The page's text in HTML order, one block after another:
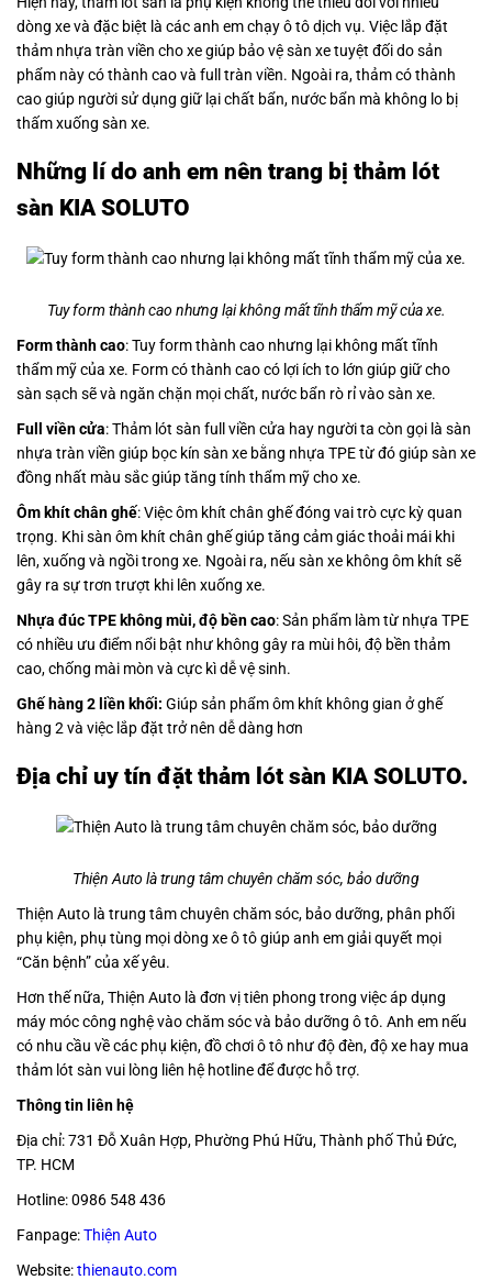
dòng xe và đặc biệt là các anh em chạy ô tô dịch vụ. Việc lắp đặt
thảm nhựa tràn viền cho xe giúp bảo vệ sàn xe tuyệt đối do sản
phẩm này có thành cao và full tràn viền. Ngoài ra, thảm có thành
cao giúp người sử dụng giữ lại chất bẩn, nước bẩn mà không lo bị
thấm xuống sàn xe.
Những lí do anh em nên trang bị thảm lót
sàn KIA SOLUTO
Tuy form thành cao nhưng lại không mất tĩnh thẩm mỹ của xe.
Form thành cao: Tuy form thành cao nhưng lại không mất tĩnh
thẩm mỹ của xe. Form có thành cao có lợi ích to lớn giúp giữ cho
sàn sạch sẽ và ngăn chặn mọi chất, nước bẩn rò rỉ vào sàn xe.
Full viền cửa: Thảm lót sàn full viền cửa hay người ta còn gọi là sàn
nhựa tràn viền giúp bọc kín sàn xe bằng nhựa TPE từ đó giúp sàn xe
đồng nhất màu sắc giúp tăng tính thẩm mỹ cho xe.
Ôm khít chân ghế: Việc ôm khít chân ghế đóng vai trò cực kỳ quan
trọng. Khi sàn ôm khít chân ghế giúp tăng cảm giác thoải mái khi
lên, xuống và ngồi trong xe. Ngoài ra, nếu sàn xe không ôm khít sẽ
gây ra sự trơn trượt khi lên xuống xe.
Nhựa đúc TPE không mùi, độ bền cao: Sản phẩm làm từ nhựa TPE
có nhiều ưu điểm nổi bật như không gây ra mùi hôi, độ bền thảm
cao, chống mài mòn và cực kì dễ vệ sinh.
Ghế hàng 2 liền khối: Giúp sản phẩm ôm khít không gian ở ghế
hàng 2 và việc lắp đặt trở nên dễ dàng hơn
Địa chỉ uy tín đặt thảm lót sàn KIA SOLUTO.
Thiện Auto là trung tâm chuyên chăm sóc, bảo dưỡng
Thiện Auto là trung tâm chuyên chăm sóc, bảo dưỡng, phân phối
phụ kiện, phụ tùng mọi dòng xe ô tô giúp anh em giải quyết mọi
“Căn bệnh” của xế yêu.
Hơn thế nữa, Thiện Auto là đơn vị tiên phong trong việc áp dụng
máy móc công nghệ vào chăm sóc và bảo dưỡng ô tô. Anh em nếu
có nhu cầu về các phụ kiện, đồ chơi ô tô như độ đèn, độ xe hay mua
thảm lót sàn vui lòng liên hệ hotline để được hỗ trợ.
Thông tin liên hệ
Địa chỉ: 731 Đỗ Xuân Hợp, Phường Phú Hữu, Thành phố Thủ Đức,
TP. HCM
Hotline: 0986 548 436
Fanpage:Thiện Auto
Website:thienauto.com